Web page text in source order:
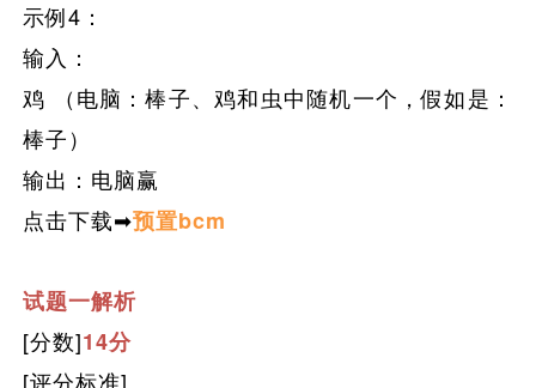
示例4：
输入：
鸡 （电脑：棒子、鸡和虫中随机一个，假如是：
棒子）
输出：电脑赢
点击下载➡预置bcm
试题一解析
[分数]14分
[评分标准]